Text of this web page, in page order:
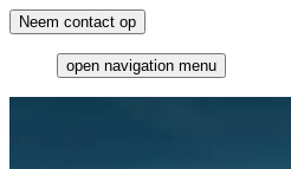
Neem contact op
open navigation menu